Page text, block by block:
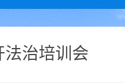
法治培训会